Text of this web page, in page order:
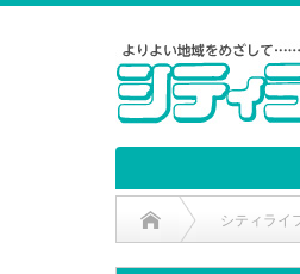
シティライ